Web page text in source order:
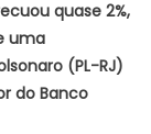
quase 2%,
uma
(PL-RJ)
do Banco